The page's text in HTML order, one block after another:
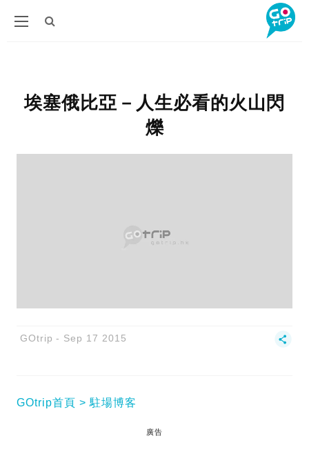
埃塞俄比亞－人生必看的火山閃
爍
GOtrip Sep 17 2015
GOtrip首頁 駐場博客
廣告